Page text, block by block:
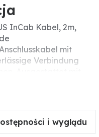
InCab Kabel, 2m,
mit
Verbindung
gewährleistet es
i wyglądu